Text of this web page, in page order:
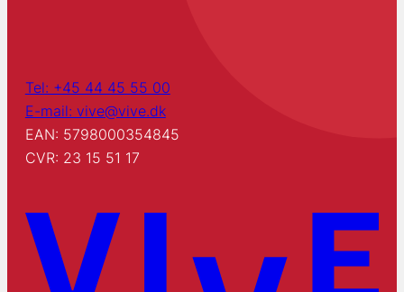
Tel: +45 44 45 55 00
E-mail: vive@vive.dk
EAN: 5798000354845
CVR: 23 15 51 17